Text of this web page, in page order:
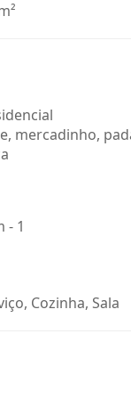
mercadinho,
- 1
Cozinha, Sala